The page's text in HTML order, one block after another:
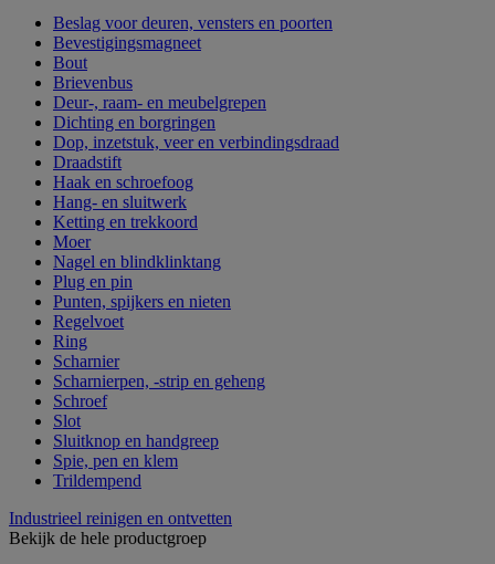
Beslag voor deuren, vensters en poorten
Bevestigingsmagneet
Bout
Brievenbus
Deur-, raam- en meubelgrepen
Dichting en borgringen
Dop, inzetstuk, veer en verbindingsdraad
Draadstift
Haak en schroefoog
Hang- en sluitwerk
Ketting en trekkoord
Moer
Nagel en blindklinktang
Plug en pin
Punten, spijkers en nieten
Regelvoet
Ring
Scharnier
Scharnierpen, -strip en geheng
Schroef
Slot
Sluitknop en handgreep
Spie, pen en klem
Trildempend
Industrieel reinigen en ontvetten
Bekijk de hele productgroep